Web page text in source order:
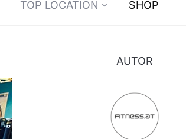
TOP LOCATION SHOP
AUTOR